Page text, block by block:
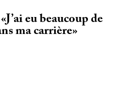
eu beaucoup de
ma carrière»